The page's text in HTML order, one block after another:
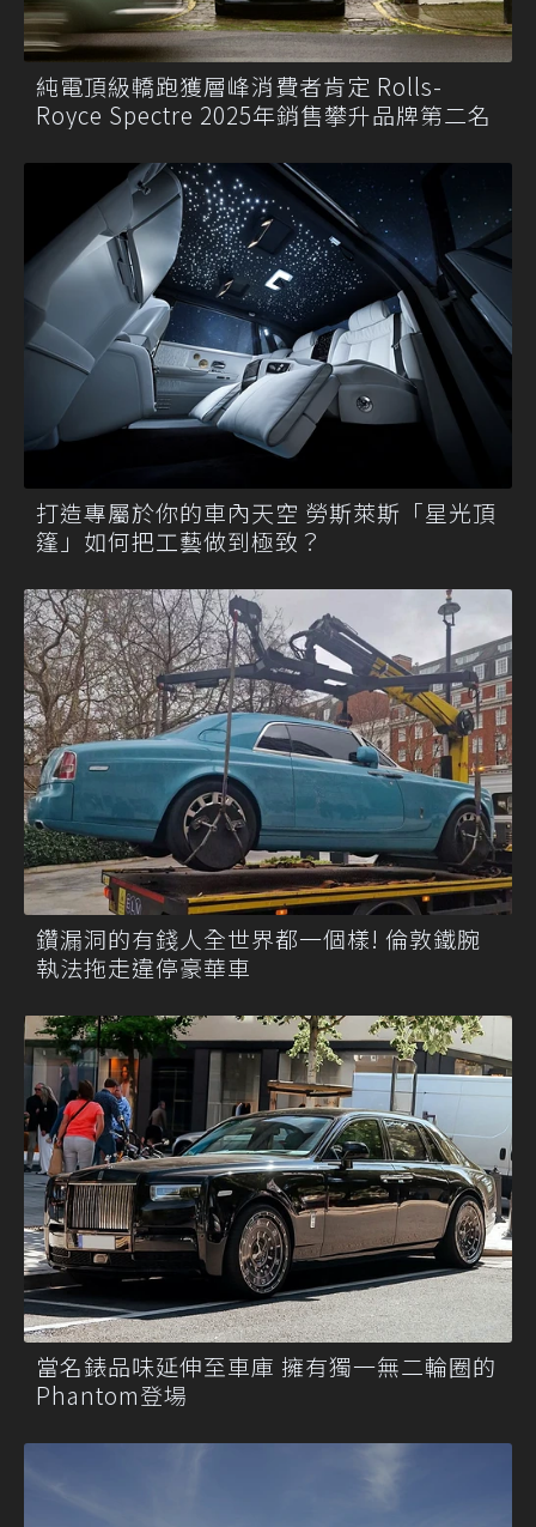
純電頂級轎跑獲層峰消費者肯定 Rolls-
Royce Spectre 2025年銷售攀升品牌第二名
打造專屬於你的車內天空 勞斯萊斯「星光頂
篷」如何把工藝做到極致？
鑽漏洞的有錢人全世界都一個樣! 倫敦鐵腕
執法拖走違停豪華車
當名錶品味延伸至車庫 擁有獨一無二輪圈的
Phantom登場